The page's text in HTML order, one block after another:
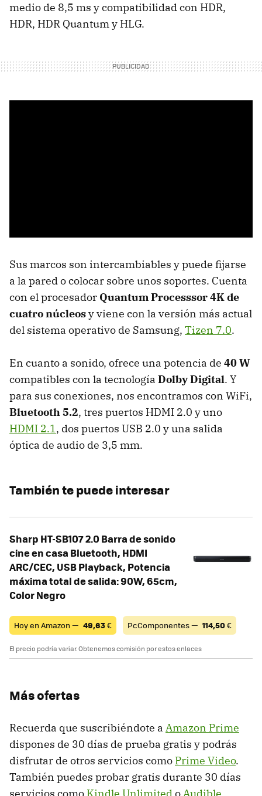
medio de 8,5 ms y compatibilidad con HDR,
HDR, HDR Quantum y HLG.
Sus marcos son intercambiables y puede fijarse
a la pared o colocar sobre unos soportes. Cuenta
con el procesador Quantum Processsor 4K de
cuatro núcleosy viene con la versión más actual
del sistema operativo de Samsung, Tizen 7.0.
En cuanto a sonido, ofrece una potencia de 40 W
compatibles con la tecnología Dolby Digital. Y
para sus conexiones, nos encontramos con WiFi,
Bluetooth 5.2, tres puertos HDMI 2.0 y uno
HDMI 2.1, dos puertos USB 2.0 y una salida
óptica de audio de 3,5 mm.
También te puede interesar
Sharp HT-SB107 2.0 Barra de sonido
cine en casa Bluetooth, HDMI
ARC/CEC, USB Playback, Potencia
máxima total de salida: 90W, 65cm,
Color Negro
Hoy en Amazon — 49,63€ PcComponentes — 114,50€
El precio podría variar. Obtenemos comisión por estos enlaces
Más ofertas
Recuerda que suscribiéndote a Amazon Prime
dispones de 30 días de prueba gratis y podrás
disfrutar de otros servicios como Prime Video.
También puedes probar gratis durante 30 días